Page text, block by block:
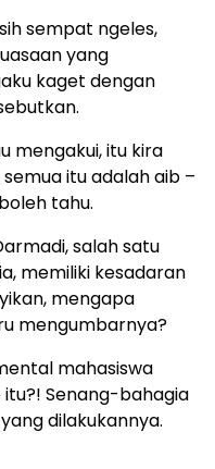
sempat ngeles,
yang
kaget dengan
mengakui, itu kira
itu adalah aib –
tahu.
salah satu
memiliki kesadaran
mengapa
mengumbarnya?
mahasiswa
Senang-bahagia
dilakukannya.